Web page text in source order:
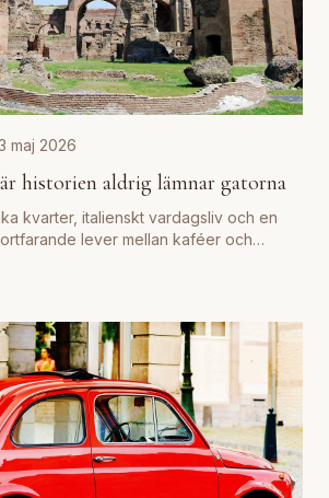
maj 2026
historien aldrig lämnar gatorna
kvarter, italienskt vardagsliv och en
lever mellan kaféer och